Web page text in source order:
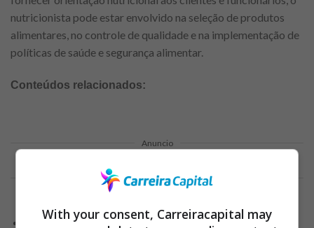
nutricionista pode estar envolvido na seleção de produtos
alimentares, no controle de qualidade e na implementação de
políticas de saúde e segurança alimentar.
Conteúdos relacionados:
Anuncio
Oportunidades de emprego: amplie seu currículo
With your consent, Carreiracapital may